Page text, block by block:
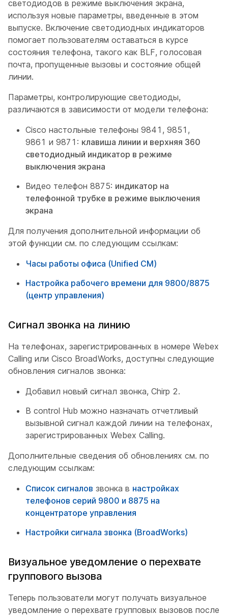
светодиодов в режиме выключения экрана,
используя новые параметры, введенные в этом
выпуске. Включение светодиодных индикаторов
помогает пользователям оставаться в курсе
состояния телефона, такого как BLF, голосовая
почта, пропущенные вызовы и состояние общей
линии.
Параметры, контролирующие светодиоды,
различаются в зависимости от модели телефона:
Cisco настольные телефоны 9841, 9851,
9861 и 9871: клавиша линии и верхняя 360
светодиодный индикатор в режиме
выключения экрана
Видео телефон 8875: индикатор на
телефонной трубке в режиме выключения
экрана
Для получения дополнительной информации об
этой функции см. по следующим ссылкам:
Часы работы офиса (Unified CM)
Настройка рабочего времени для 9800/8875
(центр управления)
Сигнал звонка на линию
На телефонах, зарегистрированных в номере Webex
Calling или Cisco BroadWorks, доступны следующие
обновления сигналов звонка:
Добавил новый сигнал звонка, Chirp 2.
В control Hub можно назначать отчетливый
вызывной сигнал каждой линии на телефонах,
зарегистрированных Webex Calling.
Дополнительные сведения об обновлениях см. по
следующим ссылкам:
Список сигналов звонка в настройках
телефонов серий 9800 и 8875 на
концентраторе управления
Настройки сигнала звонка (BroadWorks)
Визуальное уведомление о перехвате
группового вызова
Теперь пользователи могут получать визуальное
уведомление о перехвате групповых вызовов после